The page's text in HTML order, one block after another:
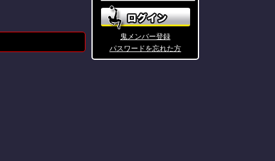
鬼メンバー登録
パスワードを忘れた方